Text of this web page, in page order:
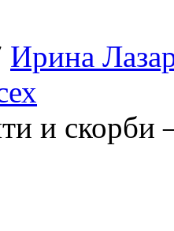
Ирина
и скорби